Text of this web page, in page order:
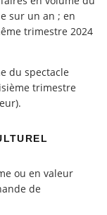
sur un an ; en
trimestre 2024
du spectacle
trimestre
ou en valeur
de